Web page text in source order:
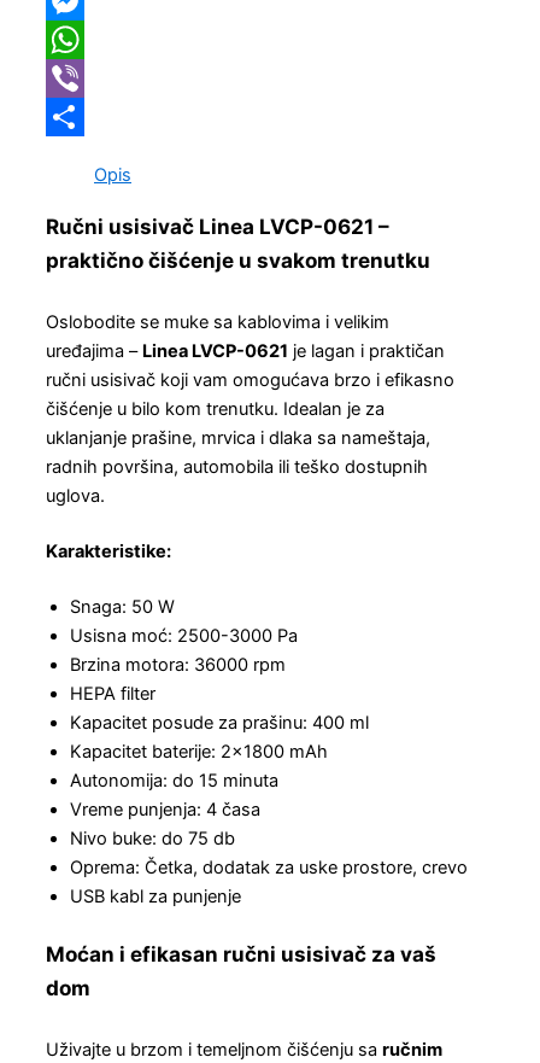
Link
Messenger
WhatsApp
Viber
Opis
Ručni usisivač Linea LVCP-0621 –
praktično čišćenje u svakom trenutku
Oslobodite se muke sa kablovima i velikim
uređajima – Linea LVCP-0621 je lagan i praktičan
ručni usisivač koji vam omogućava brzo i efikasno
čišćenje u bilo kom trenutku. Idealan je za
uklanjanje prašine, mrvica i dlaka sa nameštaja,
radnih površina, automobila ili teško dostupnih
uglova.
Karakteristike:
Snaga: 50 W
Usisna moć: 2500-3000 Pa
Brzina motora: 36000 rpm
HEPA filter
Kapacitet posude za prašinu: 400 ml
Kapacitet baterije: 2×1800 mAh
Autonomija: do 15 minuta
Vreme punjenja: 4 časa
Nivo buke: do 75 db
Oprema: Četka, dodatak za uske prostore, crevo
USB kabl za punjenje
Moćan i efikasan ručni usisivač za vaš
dom
Uživajte u brzom i temeljnom čišćenju sa ručnim